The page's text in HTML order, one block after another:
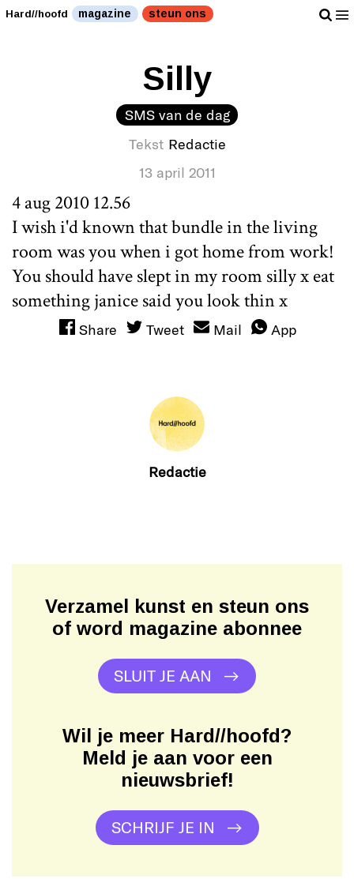
Hard//hoofd magazine steun ons
Silly
SMS van de dag
Tekst Redactie
13 april 2011
4 aug 2010 12.56
I wish i'd known that bundle in the living
room was you when i got home from work!
You should have slept in my room silly x eat
something janice said you look thin x
Share Tweet Mail App
Redactie
Verzamel kunst en steun ons
of word magazine abonnee
SLUIT JE AAN
Wil je meer Hard//hoofd?
Meld je aan voor een
nieuwsbrief!
SCHRIJF JE IN